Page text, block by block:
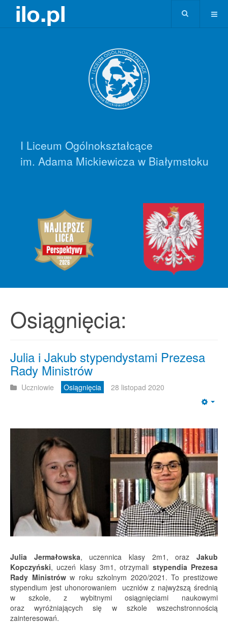
I Liceum Ogólnokształcące
im. Adama Mickiewicza w Białymstoku
Osiągnięcia:
Julia i Jakub stypendystami Prezesa
Rady Ministrów
Uczniowie Osiągnięcia 28 listopad 2020
Julia Jermałowska, uczennica klasy 2m1, orazJakub
Kopczyński, uczeń klasy 3m1, otrzymali stypendia Prezesa
Rady Ministróww roku szkolnym 2020/2021. To prestiżowe
stypendium jest uhonorowaniem uczniów z najwyższą średnią
w szkole, z wybitnymi osiągnięciami naukowymi
oraz wyróżniających się w szkole wszechstronnością
zainteresowań.